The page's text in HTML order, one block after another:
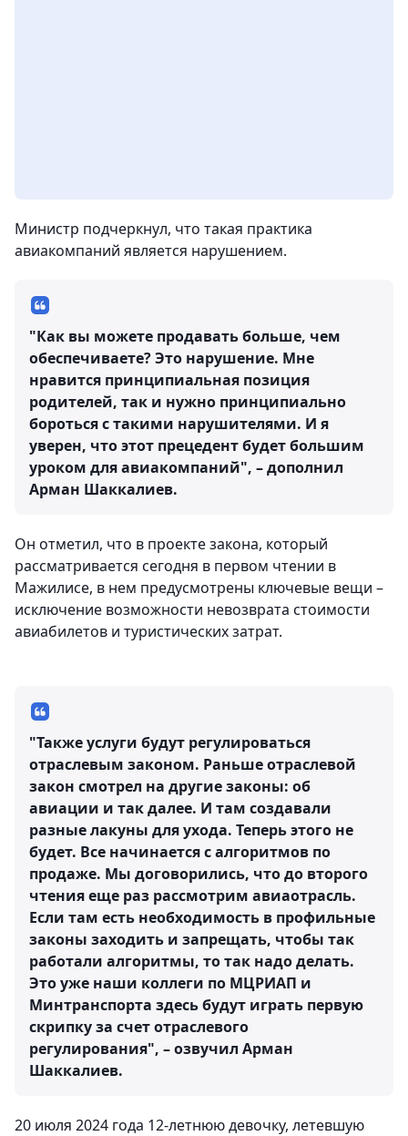
Министр подчеркнул, что такая практика
авиакомпаний является нарушением.
"Как вы можете продавать больше, чем
обеспечиваете? Это нарушение. Мне
нравится принципиальная позиция
родителей, так и нужно принципиально
бороться с такими нарушителями. И я
уверен, что этот прецедент будет большим
уроком для авиакомпаний", – дополнил
Арман Шаккалиев.
Он отметил, что в проекте закона, который
рассматривается сегодня в первом чтении в
Мажилисе, в нем предусмотрены ключевые вещи –
исключение возможности невозврата стоимости
авиабилетов и туристических затрат.
"Также услуги будут регулироваться
отраслевым законом. Раньше отраслевой
закон смотрел на другие законы: об
авиации и так далее. И там создавали
разные лакуны для ухода. Теперь этого не
будет. Все начинается с алгоритмов по
продаже. Мы договорились, что до второго
чтения еще раз рассмотрим авиаотрасль.
Если там есть необходимость в профильные
законы заходить и запрещать, чтобы так
работали алгоритмы, то так надо делать.
Это уже наши коллеги по МЦРИАП и
Минтранспорта здесь будут играть первую
скрипку за счет отраслевого
регулирования", – озвучил Арман
Шаккалиев.
20 июля 2024 года 12-летнюю девочку, летевшую